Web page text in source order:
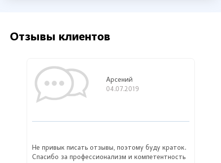
Отзывы клиентов
Арсений
04.07.2019
Не привык писать отзывы, поэтому буду краток.
Спасибо за профессионализм и компетентность